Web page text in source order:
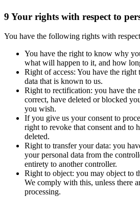
9 Your rights with respect to
You have the following rights with
You have the right to know why
what will happen to it, and how
Right of access: You have the right
data that is known to us.
Right to rectification: you have the
correct, have deleted or blocked
you wish.
If you give us your consent to
right to revoke that consent and to
deleted.
Right to transfer your data: you
your personal data from the
entirety to another controller.
Right to object: you may object to
We comply with this, unless there
processing.